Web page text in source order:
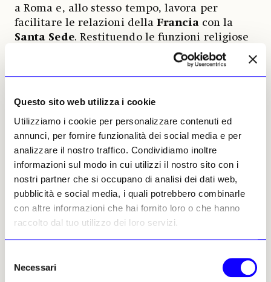
Questo sito web utilizza i cookie
Utilizziamo i cookie per personalizzare contenuti ed
annunci, per fornire funzionalità dei social media e per
analizzare il nostro traffico. Condividiamo inoltre
informazioni sul modo in cui utilizzi il nostro sito con i
nostri partner che si occupano di analisi dei dati web,
pubblicità e social media, i quali potrebbero combinarle
con altre informazioni che hai fornito loro o che hanno
raccolto dal tuo utilizzo dei loro servizi.
delNecessari
a Roma e, allo stesso tempo, lavora per
facilitare le relazioni dellaFranciacon la
Santa Sede. Restituendo le funzioni religiose
del complesso e cedendo alla Chiesa di Roma
alcuni terreni pertinenti alla Villa, sul Pincio,
capacità diplomatiche e umane, lo rende d’un
tratto il personaggio di spicco nella vita
culturale romana, offrendogli quel prestigio
necessario alla costituzione di una collezione
privata d’arte e antichità tra le più importanti
del suo tempo.
Mazois, che Blacas aveva voluto anche per
ristrutturare a tempo di record il
arcivescovile di Reims,dove fu incoronato
urbanistiche a Parigi e autore del famoso